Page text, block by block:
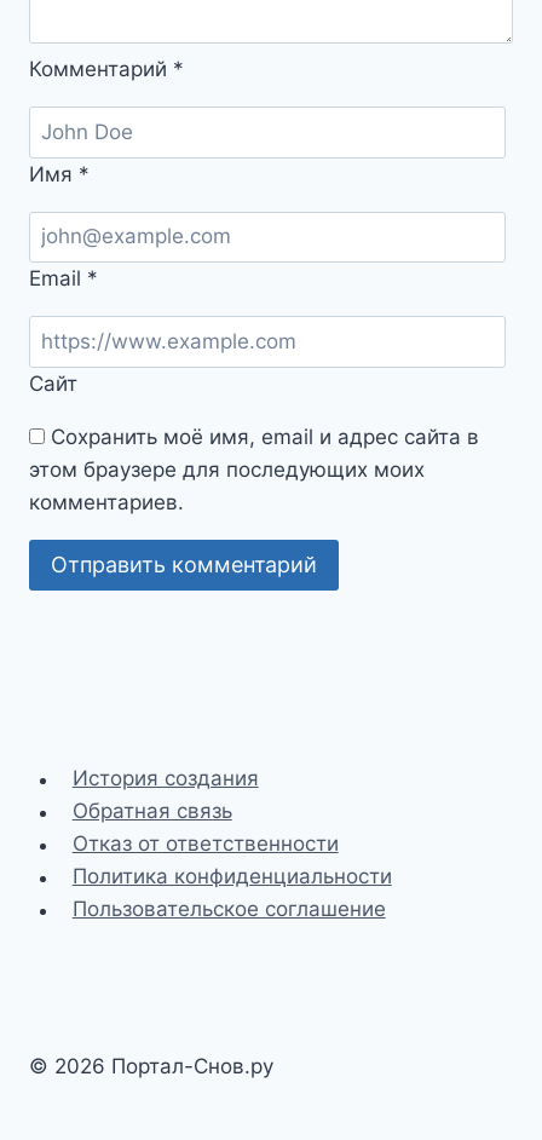
Комментарий *
Имя *
Email *
Сайт
Сохранить моё имя, email и адрес сайта в
этом браузере для последующих моих
комментариев.
История создания
Обратная связь
Отказ от ответственности
Политика конфиденциальности
Пользовательское соглашение
© 2026 Портал-Снов.ру